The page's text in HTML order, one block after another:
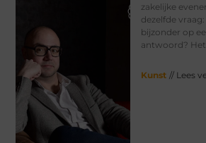
zakelijke
dezelfde
bijzonder op
antwoord?
Kunst // Lees